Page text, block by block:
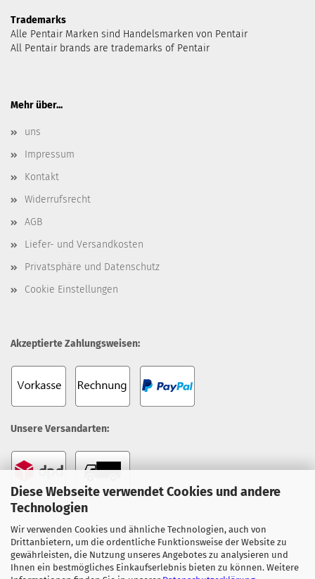
Diese Webseite verwendet Cookies und andere
Technologien
Wir verwenden Cookies und ähnliche Technologien, auch von
Drittanbietern, um die ordentliche Funktionsweise der Website zu
gewährleisten, die Nutzung unseres Angebotes zu analysieren und
Ihnen ein bestmögliches Einkaufserlebnis bieten zu können. Weitere
Trademarks
Alle Pentair Marken sind Handelsmarken von Pentair
All Pentair brands are trademarks of Pentair
Mehr über...
uns
Impressum
Kontakt
Widerrufsrecht
AGB
Liefer- und Versandkosten
Privatsphäre und Datenschutz
Cookie Einstellungen
Akzeptierte Zahlungsweisen:
Unsere Versandarten:
Unsere Topseller:
Everpure 4H Filterpatrone
Everpure 4C Filterpatrone